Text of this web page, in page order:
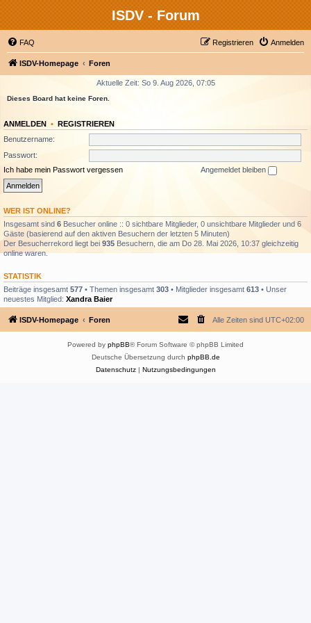
ISDV - Forum
FAQ Anmelden
Registrieren
ISDV-Homepage Foren
Aktuelle Zeit: So 9. Aug 2026, 07:05
Dieses Board hat keine Foren.
ANMELDEN • REGISTRIEREN
Benutzername:
Passwort:
Ich habe mein Passwort vergessen
Angemeldet bleiben
WER IST ONLINE?
Insgesamt sind 6 Besucher online :: 0 sichtbare Mitglieder, 0 unsichtbare Mitglieder und 6
Gäste (basierend auf den aktiven Besuchern der letzten 5 Minuten)
Der Besucherrekord liegt bei 935 Besuchern, die am Do 28. Mai 2026, 10:37 gleichzeitig
online waren.
STATISTIK
Beiträge insgesamt 577 • Themen insgesamt 303 • Mitglieder insgesamt 613 • Unser
neuestes Mitglied: Xandra Baier
ISDV-Homepage Foren Alle Zeiten sind UTC+02:00
Powered by phpBB® Forum Software © phpBB Limited
Deutsche Übersetzung durch phpBB.de
Datenschutz| Nutzungsbedingungen